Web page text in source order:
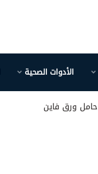
الأدوات الصحية
حامل ورق فاين